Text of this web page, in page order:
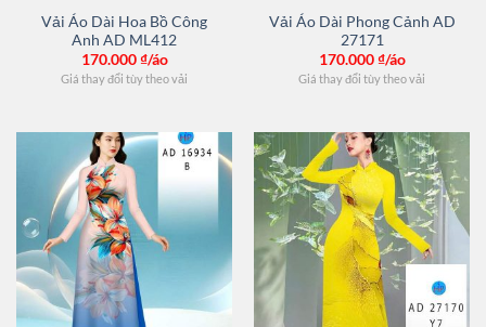
Vải Áo Dài Hoa Bồ Công
Anh AD ML412
170.000₫/áo
Giá thay đổi tùy theo vải
Vải Áo Dài Phong Cảnh AD
27171
170.000₫/áo
Giá thay đổi tùy theo vải